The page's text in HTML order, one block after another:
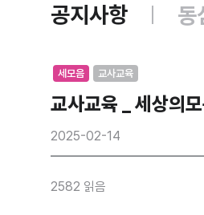
공지사항 동
세모음 교사교육
교사교육 _ 세상의
2025-02-14
2582 읽음